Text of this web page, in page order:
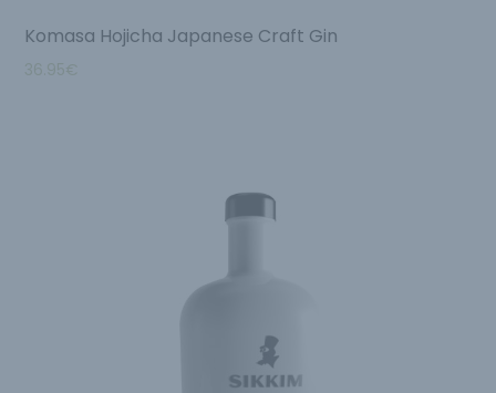
Komasa Hojicha Japanese Craft Gin
36.95€